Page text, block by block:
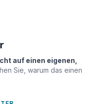
auf einen eigenen,
Sie, warum das einen